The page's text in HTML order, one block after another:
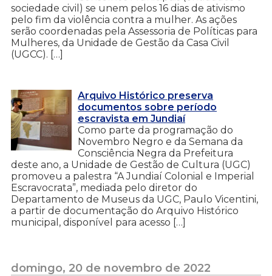
sociedade civil) se unem pelos 16 dias de ativismo
pelo fim da violência contra a mulher. As ações
serão coordenadas pela Assessoria de Políticas para
Mulheres, da Unidade de Gestão da Casa Civil
(UGCC). […]
Arquivo Histórico preserva
documentos sobre período
escravista em Jundiaí
Como parte da programação do
Novembro Negro e da Semana da
Consciência Negra da Prefeitura
deste ano, a Unidade de Gestão de Cultura (UGC)
promoveu a palestra “A Jundiaí Colonial e Imperial
Escravocrata”, mediada pelo diretor do
Departamento de Museus da UGC, Paulo Vicentini,
a partir de documentação do Arquivo Histórico
municipal, disponível para acesso […]
domingo, 20 de novembro de 2022